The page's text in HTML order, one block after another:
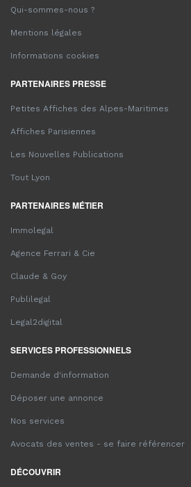
Qui-sommes-nous ?
Mentions légales
Informations cookies
PARTENAIRES PRESSE
Petites Affiches des Alpes-Maritimes
Affiches Parisiennes
Les Nouvelles Publications
Tout Lyon
PARTENAIRES MÉTIER
Immolegal
Agence Ferrari & Cie
Claude & Goy
Publilegal
Legal2digital
SERVICES PROFESSIONNELS
Demande d'information
Déposer une annonce
Nos services
Avocats des ventes - se faire référencer
DÉCOUVRIR